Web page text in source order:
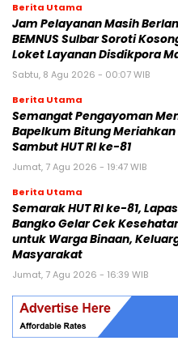
Berita Utama
Jam Pelayanan Masih
BEMNUS Sulbar Soroti
Loket Layanan Disdikpora
Sabtu, 8 Agu 2026 - 00:07 WIB
Berita Utama
Semangat Pengayoman
Bapelkum Bitung Meriahkan
Sambut HUT RI ke-81
Jumat, 7 Agu 2026 - 19:47 WIB
Berita Utama
Semarak HUT RI ke-81,
Bangko Gelar Cek
untuk Warga Binaan,
Masyarakat
Jumat, 7 Agu 2026 - 16:39 WIB